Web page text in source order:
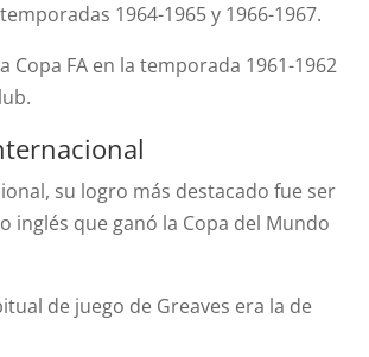
1964-1965 y 1966-1967.
Copa FA en la temporada 1961-1962
su logro más destacado fue ser
inglés que ganó la Copa del Mundo
de juego de Greaves era la de